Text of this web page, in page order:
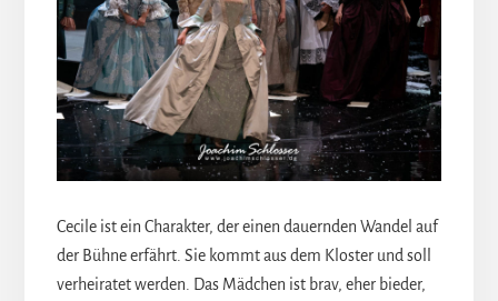
Cecile ist ein Charakter, der einen dauernden Wandel auf
der Bühne erfährt. Sie kommt aus dem Kloster und soll
verheiratet werden. Das Mädchen ist brav, eher bieder,